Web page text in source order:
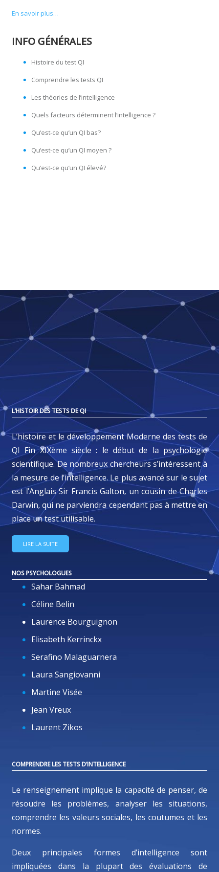
En savoir plus…
INFO GÉNÉRALES
Histoire du test QI
Comprendre les tests QI
Les théories de l’intelligence
Quels facteurs déterminent l’intelligence ?
Qu’est-ce qu’un QI bas?
Qu’est-ce qu’un QI moyen ?
Qu’est-ce qu’un QI élevé?
L’HISTOIR DES TESTS DE QI
L’histoire et le développement Moderne des tests de
QI Fin XIXème siècle : le début de la psychologie
scientifique. De nombreux chercheurs s’intéressent à
la mesure de l’intelligence. Le plus avancé sur le sujet
est l’Anglais Sir Francis Galton, un cousin de Charles
Darwin, qui ne parviendra cependant pas à mettre en
place un test utilisable.
LIRE LA SUITE
NOS PSYCHOLOGUES
Sahar Bahmad
Céline Belin
Laurence Bourguignon
Elisabeth Kerrinckx
Serafino Malaguarnera
Laura Sangiovanni
Martine Visée
Jean Vreux
Laurent Zikos
COMPRENDRE LES TESTS D’INTELLIGENCE
Le renseignement implique la capacité de penser, de
résoudre les problèmes, analyser les situations,
comprendre les valeurs sociales, les coutumes et les
normes.
Deux principales formes d’intelligence sont
impliquées dans la plupart des évaluations de